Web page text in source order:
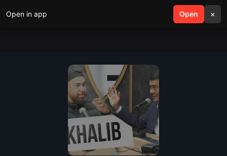
Open in app Open ×
search menu